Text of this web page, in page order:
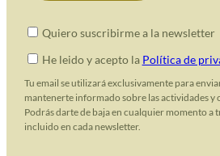
Quiero suscribirme a la newsletter
He leido y acepto la Política de
Tu email se utilizará exclusivamente para
mantenerte informado sobre las actividades y
Podrás darte de baja en cualquier momento a
incluido en cada newsletter.